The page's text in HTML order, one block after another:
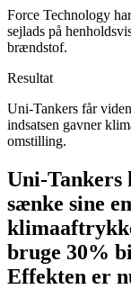
Force Technology
sejlads på
brændstof.
Resultat
Uni-Tankers får
indsatsen gavner
omstilling.
Uni-
sænke sine
bruge 30%
Effekten er